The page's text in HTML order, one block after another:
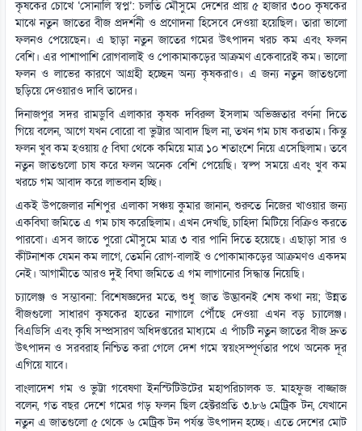
কৃষকের চোখে ‘সোনালি স্বপ্ন’: চলতি মৌসুমে দেশের প্রায় ৫ হাজার ৩০০ কৃষকের
মাঝে নতুন জাতের বীজ প্রদর্শনী ও প্রণোদনা হিসেবে দেওয়া হয়েছিল। তারা ভালো
ফলনও পেয়েছেন। এ ছাড়া নতুন জাতের গমের উৎপাদন খরচ কম এবং ফলন
বেশি। এর পাশাপাশি রোগবালাই ও পোকামাকড়ের আক্রমণ একেবারেই কম। ভালো
ফলন ও লাভের কারণে আগ্রহী হচ্ছেন অন্য কৃষকরাও। এ জন্য নতুন জাতগুলো
ছড়িয়ে দেওয়ারও দাবি তাদের।
দিনাজপুর সদর রামডুবি এলাকার কৃষক দবিরুল ইসলাম অভিজ্ঞতার বর্ণনা দিতে
গিয়ে বলেন, আগে যখন বোরো বা ভুট্টার আবাদ ছিল না, তখন গম চাষ করতাম। কিন্তু
ফলন খুব কম হওয়ায় ৫ বিঘা থেকে কমিয়ে মাত্র ১০ শতাংশে নিয়ে এসেছিলাম। তবে
নতুন জাতগুলো চাষ করে ফলন অনেক বেশি পেয়েছি। স্বল্প সময়ে এবং খুব কম
খরচে গম আবাদ করে লাভবান হচ্ছি।
একই উপজেলার নশিপুর এলাকা সঞ্চয় কুমার জানান, শুরুতে নিজের খাওয়ার জন্য
একবিঘা জমিতে এ গম চাষ করেছিলাম। এখন দেখছি, চাহিদা মিটিয়ে বিক্রিও করতে
পারবো। এসব জাতে পুরো মৌসুমে মাত্র ৩ বার পানি দিতে হয়েছে। এছাড়া সার ও
কীটনাশক যেমন কম লাগে, তেমনি রোগ-বালাই ও পোকামাকড়ের আক্রমণও একদম
নেই। আগামীতে আরও দুই বিঘা জমিতে এ গম লাগানোর সিদ্ধান্ত নিয়েছি।
চ্যালেঞ্জ ও সম্ভাবনা: বিশেষজ্ঞদের মতে, শুধু জাত উদ্ভাবনই শেষ কথা নয়; উন্নত
বীজগুলো সাধারণ কৃষকের হাতের নাগালে পৌঁছে দেওয়া এখন বড় চ্যালেঞ্জ।
বিএডিসি এবং কৃষি সম্প্রসারণ অধিদপ্তরের মাধ্যমে এ পাঁচটি নতুন জাতের বীজ দ্রুত
উৎপাদন ও সরবরাহ নিশ্চিত করা গেলে দেশ গমে স্বয়ংসম্পূর্ণতার পথে অনেক দূর
এগিয়ে যাবে।
বাংলাদেশ গম ও ভুট্টা গবেষণা ইনস্টিটিউটের মহাপরিচালক ড. মাহফুজ বাজ্জাজ
বলেন, গত বছর দেশে গমের গড় ফলন ছিল হেক্টরপ্রতি ৩.৮৬ মেট্রিক টন, যেখানে
নতুন এ জাতগুলো ৫ থেকে ৬ মেট্রিক টন পর্যন্ত উৎপাদন হচ্ছে। এতে দেশের মোট